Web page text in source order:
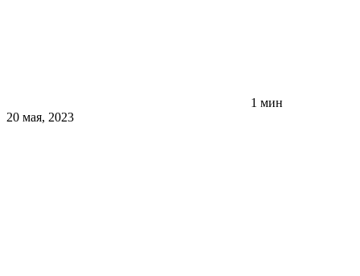
1 мин
20 мая, 2023